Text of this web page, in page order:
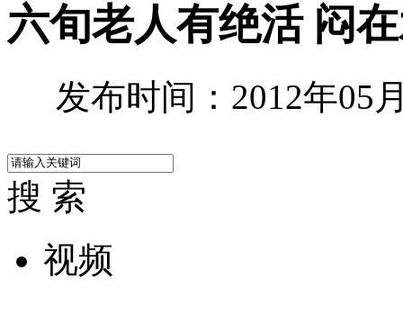
六旬老人有绝活 闷
发布时间：2012年05
搜 索
视频